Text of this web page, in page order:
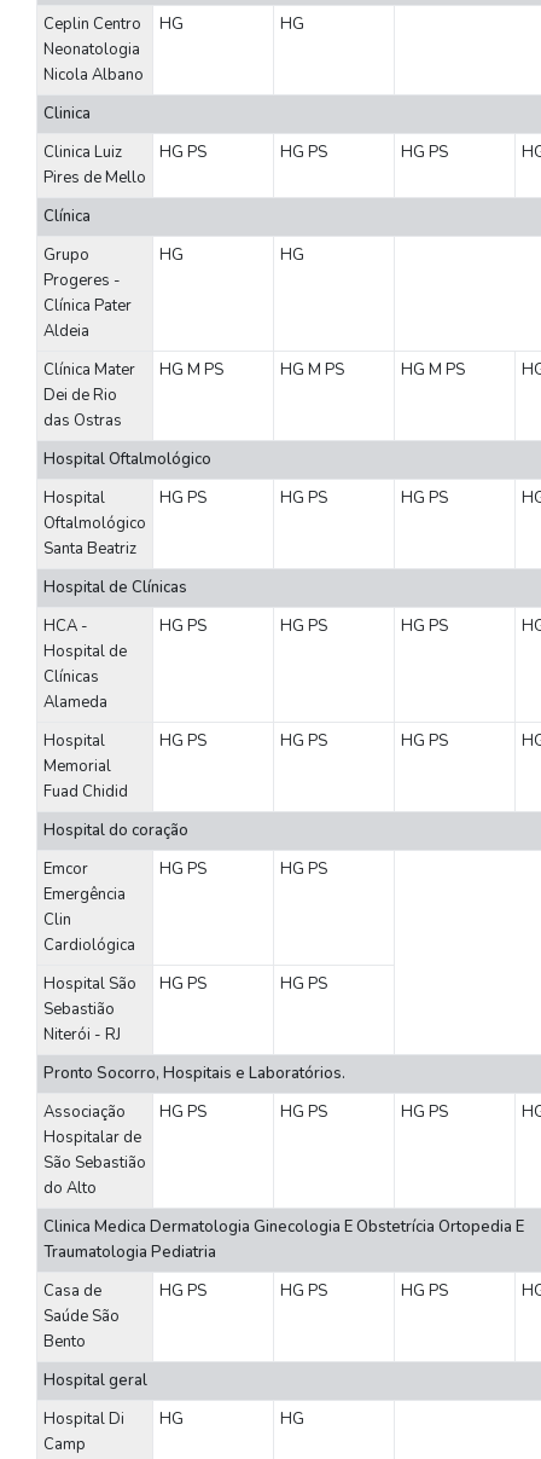
Ceplin Centro
Neonatologia
Nicola Albano
HG HG
Clinica
Clinica Luiz
Pires de Mello
HG PS HG PS HG PS
Clínica
Grupo
Progeres -
Clínica Pater
Aldeia
HG HG
Clínica Mater
Dei de Rio
das Ostras
HG M PS HG M PS HG M PS
Hospital Oftalmológico
Hospital
Oftalmológico
Santa Beatriz
HG PS HG PS HG PS
Hospital de Clínicas
HCA -
Hospital de
Clínicas
Alameda
HG PS HG PS HG PS
Hospital
Memorial
Fuad Chidid
HG PS HG PS HG PS
Hospital do coração
Emcor
Emergência
Clin
Cardiológica
HG PS HG PS
Hospital São
Sebastião
Niterói - RJ
HG PS HG PS
Pronto Socorro, Hospitais e Laboratórios.
Associação
Hospitalar de
São Sebastião
do Alto
HG PS HG PS HG PS
Clinica Medica Dermatologia Ginecologia E Obstetrícia Ortopedia E
Traumatologia Pediatria
Casa de
Saúde São
Bento
HG PS HG PS HG PS
Hospital geral
Hospital Di
Camp
HG HG